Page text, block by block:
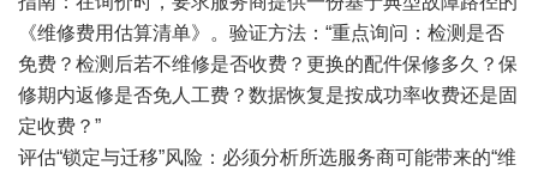
《维修费用估算清单》。验证方法：“重点询问：检测是否
免费？检测后若不维修是否收费？更换的配件保修多久？保
修期内返修是否免人工费？数据恢复是按成功率收费还是固
定收费？”
评估“锁定与迁移”风险：必须分析所选服务商可能带来的“维